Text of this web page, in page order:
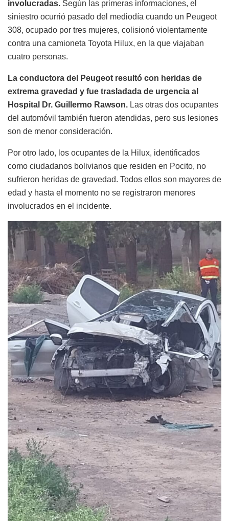
involucradas. Según las primeras informaciones, el
siniestro ocurrió pasado del mediodía cuando un Peugeot
308, ocupado por tres mujeres, colisionó violentamente
contra una camioneta Toyota Hilux, en la que viajaban
cuatro personas.
La conductora del Peugeot resultó con heridas de
extrema gravedad y fue trasladada de urgencia al
Hospital Dr. Guillermo Rawson. Las otras dos ocupantes
del automóvil también fueron atendidas, pero sus lesiones
son de menor consideración.
Por otro lado, los ocupantes de la Hilux, identificados
como ciudadanos bolivianos que residen en Pocito, no
sufrieron heridas de gravedad. Todos ellos son mayores de
edad y hasta el momento no se registraron menores
involucrados en el incidente.